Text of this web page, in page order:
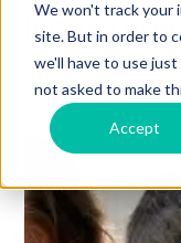
We won't track your
site. But in order to
we'll have to use
not asked to make
Accept
leitura
4 min